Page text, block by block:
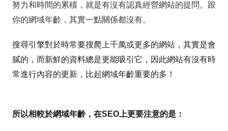
努力和時間的累積，就是有沒有認真經營網站的提問。跟
你的網域年齡，其實一點關係都沒有。
搜尋引擎對於時常要搜爬上千萬或更多的網站，其實是會
膩的，而新鮮的資料總是更能吸引它，因此網站有沒有時
常進行內容的更新，比起網域年齡重要的多！
所以相較於網域年齡，在SEO上更要注意的是：